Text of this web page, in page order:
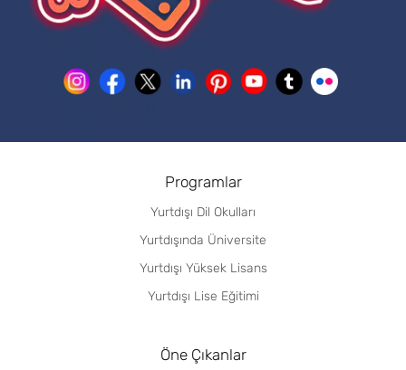
Programlar
Yurtdışı Dil Okulları
Yurtdışında Üniversite
Yurtdışı Yüksek Lisans
Yurtdışı Lise Eğitimi
Öne Çıkanlar